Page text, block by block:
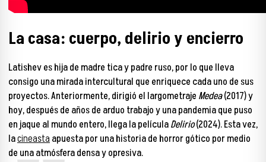
La casa: cuerpo, delirio y encierro
Latishev es hija de madre tica y padre ruso, por lo que lleva
consigo una mirada intercultural que enriquece cada uno de sus
proyectos. Anteriormente, dirigió el largometraje Medea(2017) y
hoy, después de años de arduo trabajo y una pandemia que puso
en jaque al mundo entero, llega la películaDelirio(2024). Esta vez,
lacineastaapuesta por una historia de horror gótico por medio
de una atmósfera densa y opresiva.